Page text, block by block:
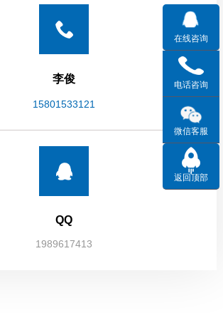
李俊
15801533121
QQ
1989617413
在线咨询
电话咨询
微信客服
返回顶部